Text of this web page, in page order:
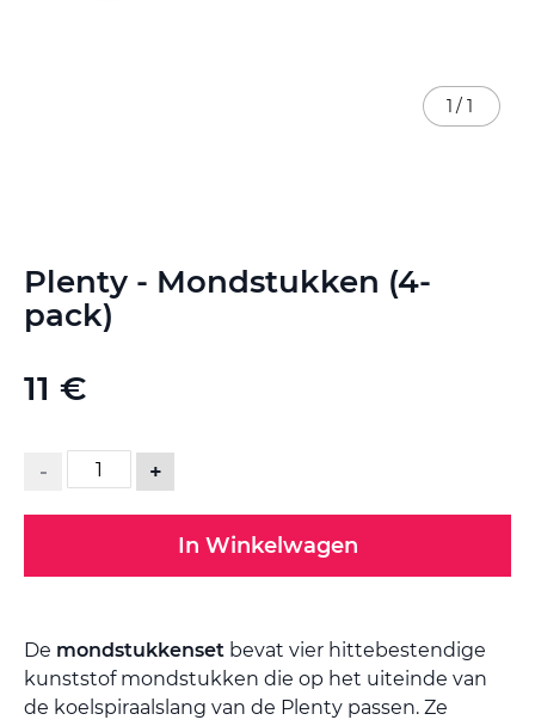
Plenty - Mondstukken (4-
pack)
11 €
- +
In Winkelwagen
De mondstukkenset bevat vier hittebestendige
kunststof mondstukken die op het uiteinde van
de koelspiraalslang van de Plenty passen. Ze
1 / 1
naar
het
begin
de
afbeeldingen-